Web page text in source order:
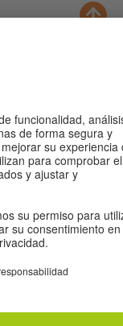
Ajustes de privacidad